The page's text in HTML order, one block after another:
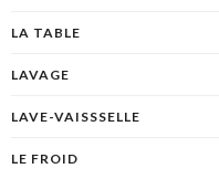
LA TABLE
LAVAGE
LAVE-VAISSSELLE
LE FROID